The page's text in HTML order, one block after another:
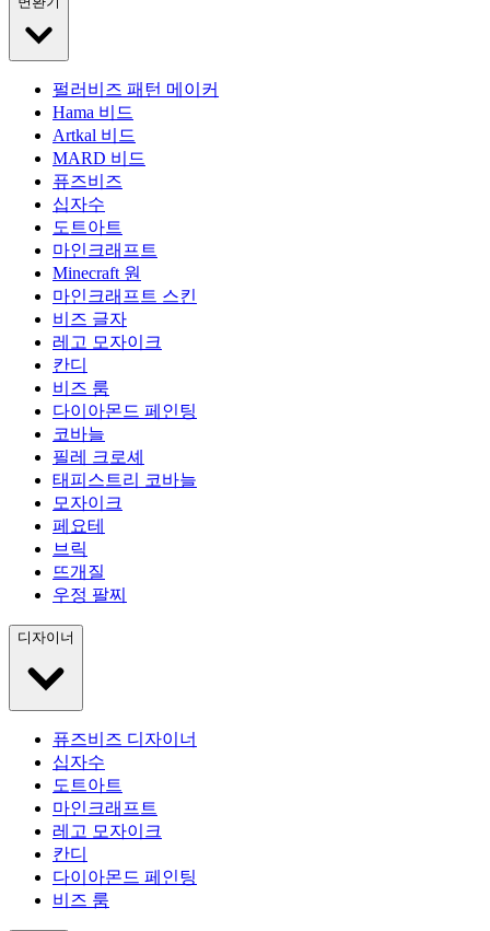
펄러비즈 패턴 메이커
Hama 비드
Artkal 비드
MARD 비드
퓨즈비즈
십자수
도트아트
마인크래프트
Minecraft 원
마인크래프트 스킨
비즈 글자
레고 모자이크
칸디
비즈 룸
다이아몬드 페인팅
코바늘
필레 크로셰
태피스트리 코바늘
모자이크
페요테
브릭
뜨개질
우정 팔찌
디자이너
퓨즈비즈 디자이너
십자수
도트아트
마인크래프트
레고 모자이크
칸디
다이아몬드 페인팅
비즈 룸